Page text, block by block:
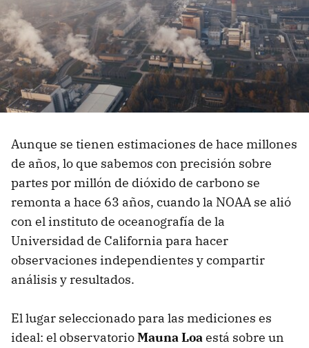
Aunque se tienen estimaciones de hace millones
de años, lo que sabemos con precisión sobre
partes por millón de dióxido de carbono se
remonta a hace 63 años, cuando la NOAA se alió
con el instituto de oceanografía de la
Universidad de California para hacer
observaciones independientes y compartir
análisis y resultados.
El lugar seleccionado para las mediciones es
ideal: el observatorioMauna Loaestá sobre un